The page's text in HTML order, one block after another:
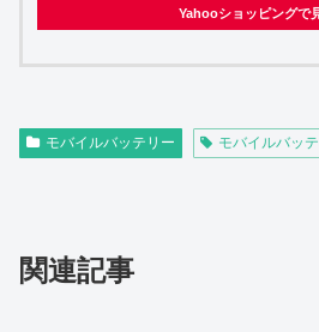
Yahooショッピングで
モバイルバッテリー モバイルバッ
関連記事